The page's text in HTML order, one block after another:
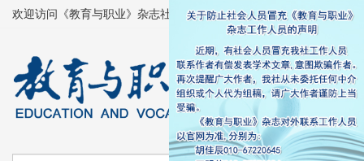
欢迎访问《教育与职业》杂志社官方网站！